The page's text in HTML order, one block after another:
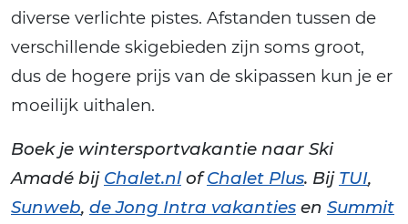
diverse verlichte pistes. Afstanden tussen de
verschillende skigebieden zijn soms groot,
dus de hogere prijs van de skipassen kun je er
moeilijk uithalen.
Boek je wintersportvakantie naar Ski
Amadé bij Chalet.nlofChalet Plus. Bij TUI,
Sunweb, de Jong Intra vakanties en Summit